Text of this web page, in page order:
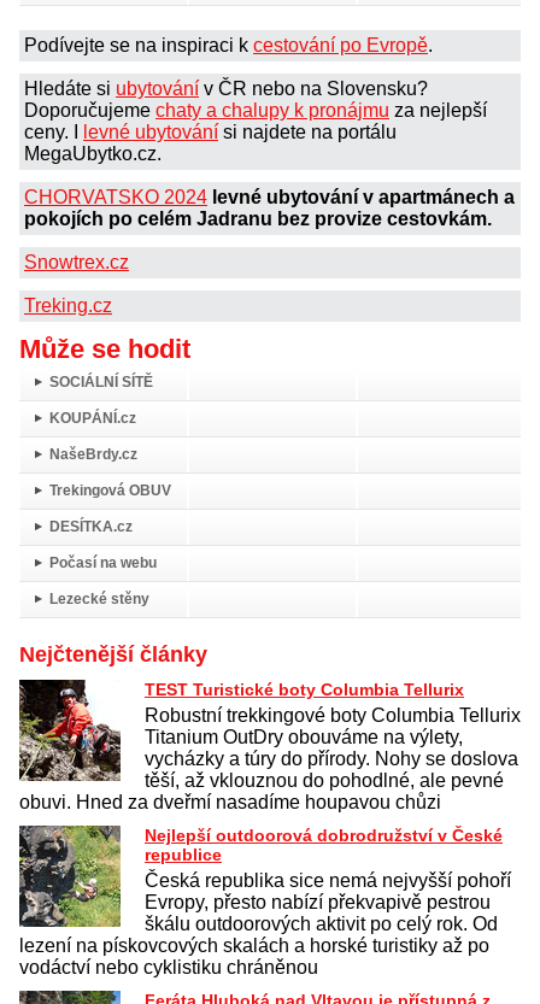
Podívejte se na inspiraci k cestování po Evropě.
Hledáte si ubytování v ČR nebo na Slovensku?
Doporučujeme chaty a chalupy k pronájmu za nejlepší
ceny. I
levné ubytování si najdete na portálu
MegaUbytko.cz.
CHORVATSKO 2024 levné ubytování v apartmánech a
pokojích po celém Jadranu bez provize cestovkám.
Snowtrex.cz
Treking.cz
Může se hodit
SOCIÁLNÍ SÍTĚ
KOUPÁNÍ.cz
NašeBrdy.cz
Trekingová OBUV
DESÍTKA.cz
Počasí na webu
Lezecké stěny
Nejčtenější články
TEST Turistické boty Columbia Tellurix
Robustní trekkingové boty Columbia Tellurix
Titanium OutDry obouváme na výlety,
vycházky a túry do přírody. Nohy se doslova
těší, až vklouznou do pohodlné, ale pevné
obuvi. Hned za dveřmí nasadíme houpavou chůzi
Nejlepší outdoorová dobrodružství v České
republice
Česká republika sice nemá nejvyšší pohoří
Evropy, přesto nabízí překvapivě pestrou
škálu outdoorových aktivit po celý rok. Od
lezení na pískovcových skalách a horské turistiky až po
vodáctví nebo cyklistiku chráněnou